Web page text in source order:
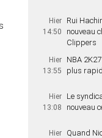
Hier
14:50
Rui
nouveau
Clippers
Hier
13:55
NBA
plus
Hier
13:08
Le
nouveau
Hier
Quand